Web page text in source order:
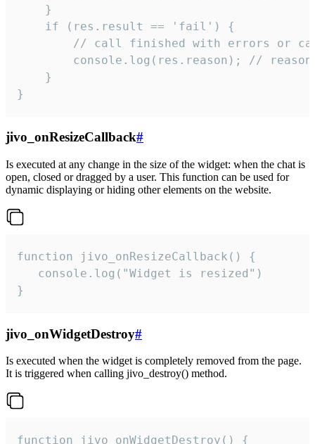
    }
    if (res.result == 'fail') {
// call finished with errors or
console.log(res.reason); //
    }
}
jivo_onResizeCallback#
Is executed at any change in the size of the widget: when the chat is
open, closed or dragged by a user. This function can be used for
dynamic displaying or hiding other elements on the website.
function jivo_onResizeCallback() {
   console.log("Widget is resized")
}
jivo_onWidgetDestroy#
Is executed when the widget is completely removed from the page.
It is triggered when calling jivo_destroy() method.
function jivo_onWidgetDestroy() {